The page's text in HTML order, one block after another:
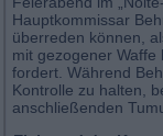
Hauptkommissar
überreden können,
mit gezogener
fordert. Während
Kontrolle zu halten,
anschließenden